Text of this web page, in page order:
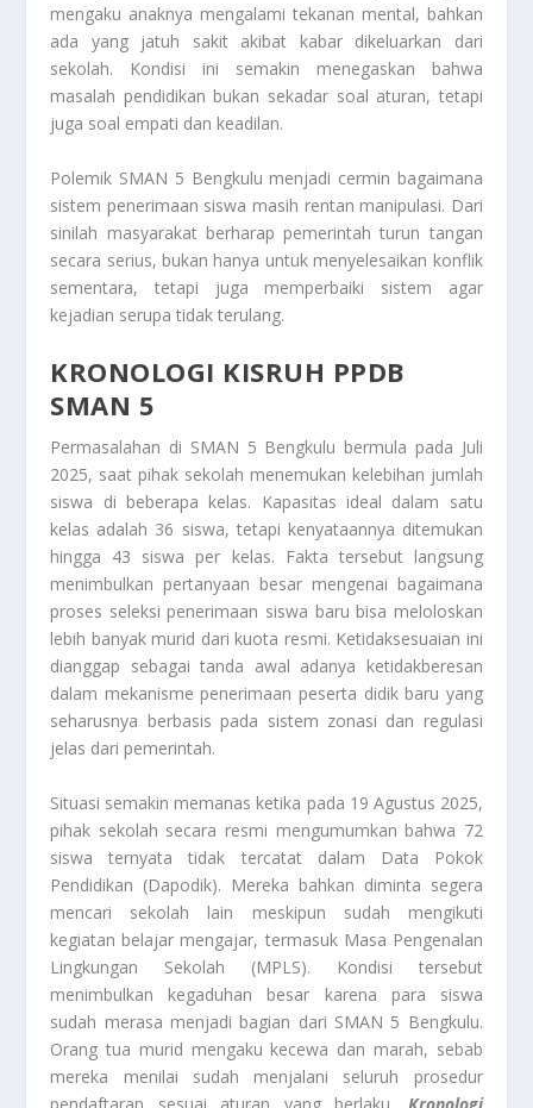
mengaku anaknya mengalami tekanan mental, bahkan
ada yang jatuh sakit akibat kabar dikeluarkan dari
sekolah. Kondisi ini semakin menegaskan bahwa
masalah pendidikan bukan sekadar soal aturan, tetapi
juga soal empati dan keadilan.
Polemik SMAN 5 Bengkulu menjadi cermin bagaimana
sistem penerimaan siswa masih rentan manipulasi. Dari
sinilah masyarakat berharap pemerintah turun tangan
secara serius, bukan hanya untuk menyelesaikan konflik
sementara, tetapi juga memperbaiki sistem agar
kejadian serupa tidak terulang.
KRONOLOGI KISRUH PPDB
SMAN 5
Permasalahan di SMAN 5 Bengkulu bermula pada Juli
2025, saat pihak sekolah menemukan kelebihan jumlah
siswa di beberapa kelas. Kapasitas ideal dalam satu
kelas adalah 36 siswa, tetapi kenyataannya ditemukan
hingga 43 siswa per kelas. Fakta tersebut langsung
menimbulkan pertanyaan besar mengenai bagaimana
proses seleksi penerimaan siswa baru bisa meloloskan
lebih banyak murid dari kuota resmi. Ketidaksesuaian ini
dianggap sebagai tanda awal adanya ketidakberesan
dalam mekanisme penerimaan peserta didik baru yang
seharusnya berbasis pada sistem zonasi dan regulasi
jelas dari pemerintah.
Situasi semakin memanas ketika pada 19 Agustus 2025,
pihak sekolah secara resmi mengumumkan bahwa 72
siswa ternyata tidak tercatat dalam Data Pokok
Pendidikan (Dapodik). Mereka bahkan diminta segera
mencari sekolah lain meskipun sudah mengikuti
kegiatan belajar mengajar, termasuk Masa Pengenalan
Lingkungan Sekolah (MPLS). Kondisi tersebut
menimbulkan kegaduhan besar karena para siswa
sudah merasa menjadi bagian dari SMAN 5 Bengkulu.
Orang tua murid mengaku kecewa dan marah, sebab
mereka menilai sudah menjalani seluruh prosedur
pendaftaran sesuai aturan yang berlaku. Kronologi